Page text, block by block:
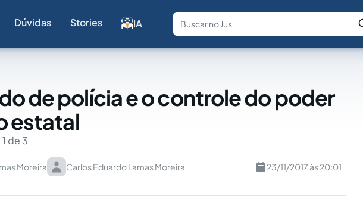
Dúvidas Stories IA
Fale com a IA Buscar no Jus
de polícia e o controle do poder
estatal
de 3
Moreira Carlos Eduardo Lamas Moreira 23/11/2017 às 20:01